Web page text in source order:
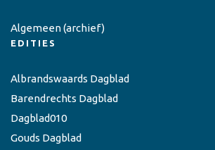
Algemeen(archief)
EDITIES
Albrandswaards Dagblad
Barendrechts Dagblad
Dagblad010
Gouds Dagblad